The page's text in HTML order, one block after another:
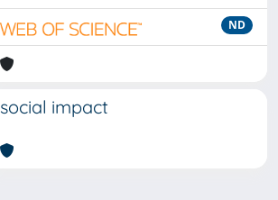
ND
social impact